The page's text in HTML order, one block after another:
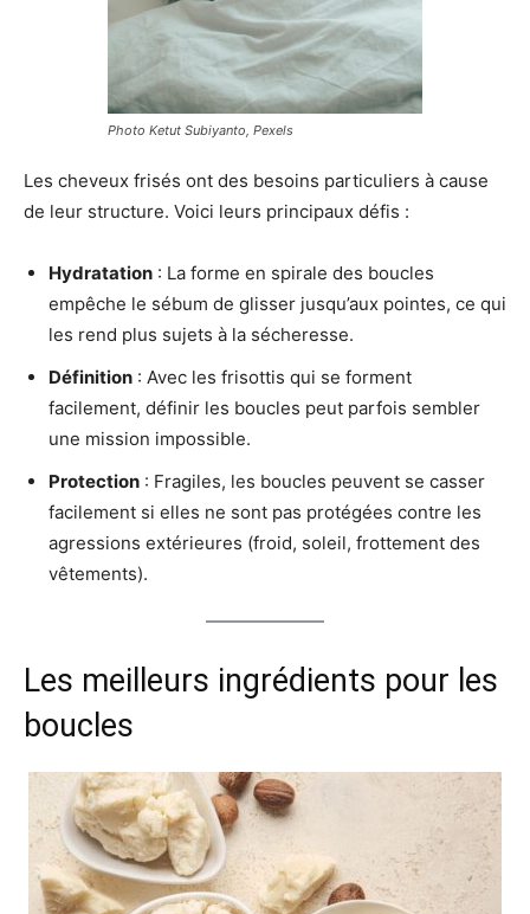
Photo Ketut Subiyanto, Pexels
Les cheveux frisés ont des besoins particuliers à cause
de leur structure. Voici leurs principaux défis :
Hydratation : La forme en spirale des boucles
empêche le sébum de glisser jusqu’aux pointes, ce qui
les rend plus sujets à la sécheresse.
Définition : Avec les frisottis qui se forment
facilement, définir les boucles peut parfois sembler
une mission impossible.
Protection : Fragiles, les boucles peuvent se casser
facilement si elles ne sont pas protégées contre les
agressions extérieures (froid, soleil, frottement des
vêtements).
Les meilleurs ingrédients pour les
boucles